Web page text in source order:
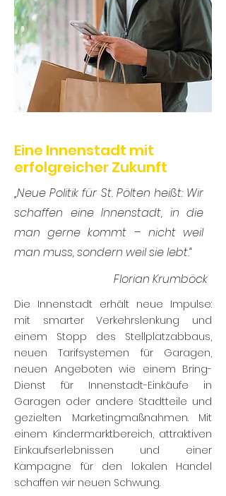
Eine Innenstadt mit
erfolgreicher Zukunft
„Neue Politik für St. Pölten heißt: Wir
schaffen eine Innenstadt, in die
man gerne kommt – nicht weil
man muss, sondern weil sie lebt.“
Florian Krumböck
Die Innenstadt erhält neue Impulse:
mit smarter Verkehrslenkung und
einem Stopp des Stellplatzabbaus,
neuen Tarifsystemen für Garagen,
neuen Angeboten wie einem Bring-
Dienst für Innenstadt-Einkäufe in
Garagen oder andere Stadtteile und
gezielten Marketingmaßnahmen. Mit
einem Kindermarktbereich, attraktiven
Einkaufserlebnissen und einer
Kampagne für den lokalen Handel
schaffen wir neuen Schwung.